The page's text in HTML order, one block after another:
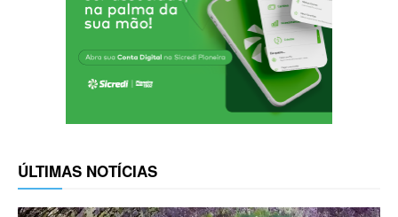
ÚLTIMAS NOTÍCIAS